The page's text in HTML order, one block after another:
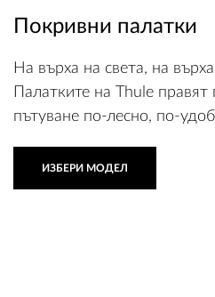
Покривни палатки
На върха на света, на
Палатките на Thule
пътуване по-лесно, по-
ИЗБЕРИ МОДЕЛ